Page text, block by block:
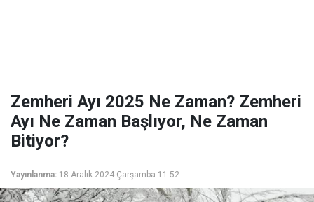
Zemheri Ayı 2025 Ne Zaman? Zemheri
Ayı Ne Zaman Başlıyor, Ne Zaman
Bitiyor?
Yayınlanma: 18 Aralık 2024 Çarşamba 11:52